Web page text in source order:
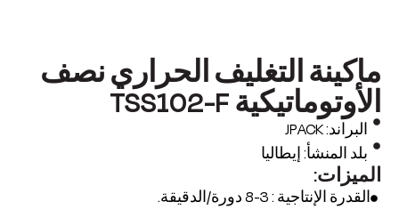
ماكينة التغليف الحراري نصف
الأوتوماتيكية TSS102-F
البراند: JPACK
بلد المنشأ: إيطاليا
الميزات:
القدرة الإنتاجية : 3-8 دورة/الدقيقة.